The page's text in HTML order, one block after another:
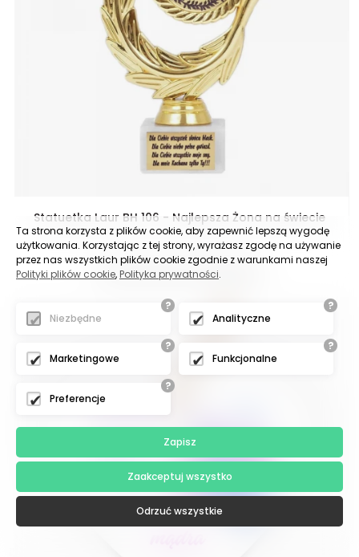
Statuetka Laur BH 106 - Najlepsza Żona na świecie
CENY WIDOCZNE PO ZALOGOWANIU
Ta strona korzysta z plików cookie, aby zapewnić lepszą wygodę
użytkowania. Korzystając z tej strony, wyrażasz zgodę na używanie
przez nas wszystkich plików cookie zgodnie z warunkami naszej
Polityki plików cookie, Polityka prywatności.
?
Niezbędne
?
Analityczne
?
Marketingowe
?
Funkcjonalne
?
Preferencje
Zapisz
Zaakceptuj wszystko
Odrzuć wszystkie